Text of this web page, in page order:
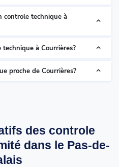
controle technique à
à Courrières?
proche de Courrières?
des controle
dans le Pas-de-